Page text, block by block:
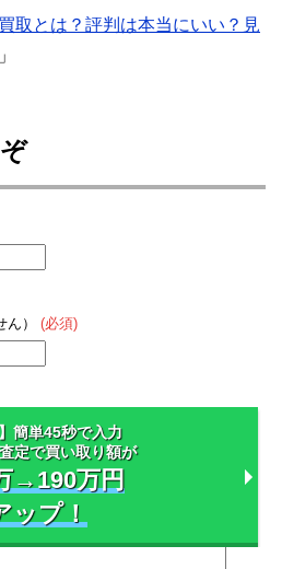
取とは？評判は本当にいい？見
」
ん） (必須)
】簡単45秒で入力
定で買い取り額が
→190万円
ップ！